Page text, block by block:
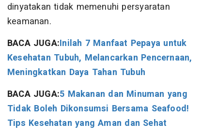
dinyatakan tidak memenuhi persyaratan
keamanan.
BACA JUGA:Inilah 7 Manfaat Pepaya untuk
Kesehatan Tubuh, Melancarkan Pencernaan,
Meningkatkan Daya Tahan Tubuh
BACA JUGA:5 Makanan dan Minuman yang
Tidak Boleh Dikonsumsi Bersama Seafood!
Tips Kesehatan yang Aman dan Sehat